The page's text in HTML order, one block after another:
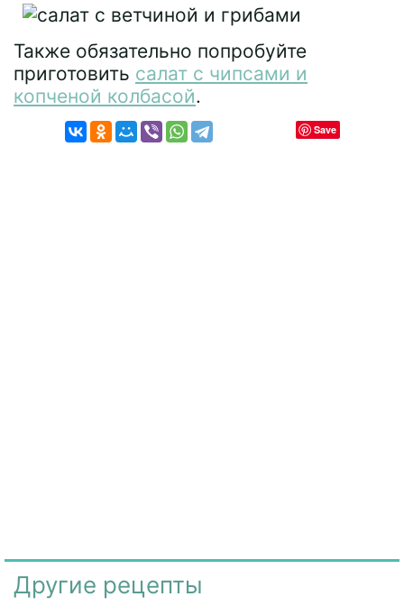
Также обязательно попробуйте
приготовить салат с чипсами и
копченой колбасой.
Save
Другие рецепты